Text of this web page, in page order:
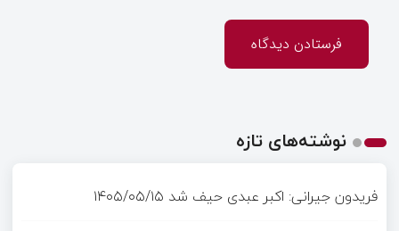
نوشته‌های تازه
فریدون جیرانی: اکبر عبدی حیف شد ۱۴۰۵/۰۵/۱۵